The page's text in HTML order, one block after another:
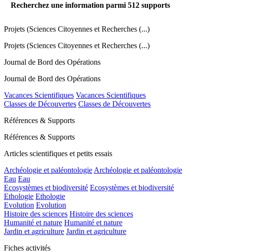
Recherchez une information parmi 512 supports
Projets (Sciences Citoyennes et Recherches (...)
Projets (Sciences Citoyennes et Recherches (...)
Journal de Bord des Opérations
Journal de Bord des Opérations
Vacances Scientifiques Vacances Scientifiques
Classes de Découvertes Classes de Découvertes
Références & Supports
Références & Supports
Articles scientifiques et petits essais
Archéologie et paléontologie Archéologie et paléontologie
Eau Eau
Ecosystèmes et biodiversité Ecosystèmes et biodiversité
Ethologie Ethologie
Evolution Evolution
Histoire des sciences Histoire des sciences
Humanité et nature Humanité et nature
Jardin et agriculture Jardin et agriculture
Fiches activités